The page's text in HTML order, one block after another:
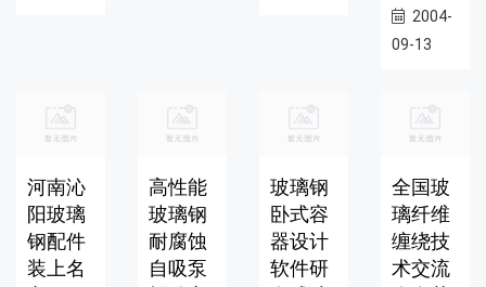
2004-
09-13
河南沁
阳玻璃
钢配件
装上名
高性能
玻璃钢
耐腐蚀
自吸泵
玻璃钢
卧式容
器设计
软件研
全国玻
璃纤维
缠绕技
术交流